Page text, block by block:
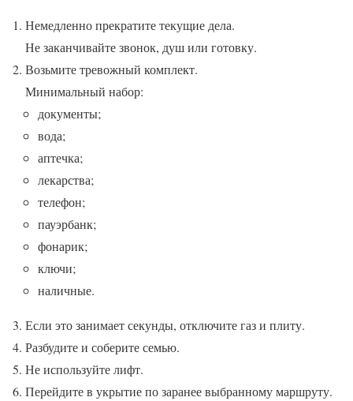
Немедленно прекратите текущие дела.
Не заканчивайте звонок, душ или готовку.
Возьмите тревожный комплект.
Минимальный набор:
документы;
вода;
аптечка;
лекарства;
телефон;
пауэрбанк;
фонарик;
ключи;
наличные.
Если это занимает секунды, отключите газ и плиту.
Разбудите и соберите семью.
Не используйте лифт.
Перейдите в укрытие по заранее выбранному маршруту.